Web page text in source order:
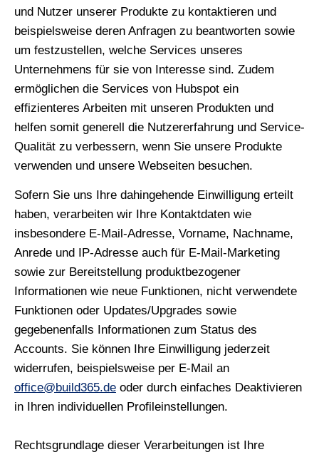
und Nutzer unserer Produkte zu kontaktieren und
beispielsweise deren Anfragen zu beantworten sowie
um festzustellen, welche Services unseres
Unternehmens für sie von Interesse sind. Zudem
ermöglichen die Services von Hubspot ein
effizienteres Arbeiten mit unseren Produkten und
helfen somit generell die Nutzererfahrung und Service-
Qualität zu verbessern, wenn Sie unsere Produkte
verwenden und unsere Webseiten besuchen.
Sofern Sie uns Ihre dahingehende Einwilligung erteilt
haben, verarbeiten wir Ihre Kontaktdaten wie
insbesondere E-Mail-Adresse, Vorname, Nachname,
Anrede und IP-Adresse auch für E-Mail-Marketing
sowie zur Bereitstellung produktbezogener
Informationen wie neue Funktionen, nicht verwendete
Funktionen oder Updates/Upgrades sowie
gegebenenfalls Informationen zum Status des
Accounts. Sie können Ihre Einwilligung jederzeit
widerrufen, beispielsweise per E-Mail an
office@build365.de oder durch einfaches Deaktivieren
in Ihren individuellen Profileinstellungen.
Rechtsgrundlage dieser Verarbeitungen ist Ihre